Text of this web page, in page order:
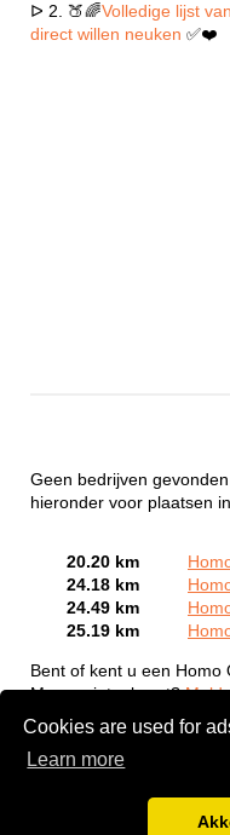
Cookies are used for
Learn more
ᐅ 2. 🍑🌈Volledige lijst
direct willen neuken ✅❤️
Geen bedrijven
hieronder voor plaatsen
20.20 km
24.18 km
24.49 km
25.19 km
Bent of kent u een Homo
Mennonietenbuurt?Meld